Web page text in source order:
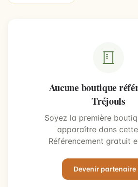
Aucune boutique
Tréjouls
Soyez la première
apparaître dans
Référencement gratuit
Devenir partenaire